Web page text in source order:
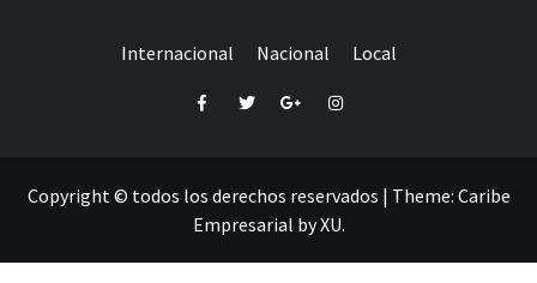
Internacional Nacional Local
FacebookTwitterGoogle+Instagram
Copyright © todos los derechos reservados | Theme: Caribe
Empresarial byXU.